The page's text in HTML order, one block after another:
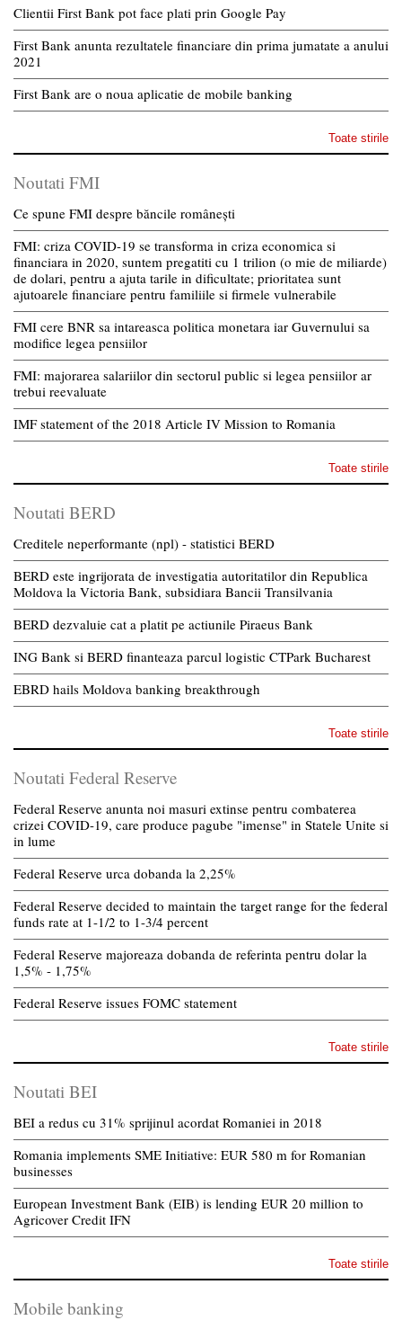
Clientii First Bank pot face plati prin Google Pay
First Bank anunta rezultatele financiare din prima jumatate a anului
2021
First Bank are o noua aplicatie de mobile banking
Toate stirile
Noutati FMI
Ce spune FMI despre băncile românești
FMI: criza COVID-19 se transforma in criza economica si
financiara in 2020, suntem pregatiti cu 1 trilion (o mie de miliarde)
de dolari, pentru a ajuta tarile in dificultate; prioritatea sunt
ajutoarele financiare pentru familiile si firmele vulnerabile
FMI cere BNR sa intareasca politica monetara iar Guvernului sa
modifice legea pensiilor
FMI: majorarea salariilor din sectorul public si legea pensiilor ar
trebui reevaluate
IMF statement of the 2018 Article IV Mission to Romania
Toate stirile
Noutati BERD
Creditele neperformante (npl) - statistici BERD
BERD este ingrijorata de investigatia autoritatilor din Republica
Moldova la Victoria Bank, subsidiara Bancii Transilvania
BERD dezvaluie cat a platit pe actiunile Piraeus Bank
ING Bank si BERD finanteaza parcul logistic CTPark Bucharest
EBRD hails Moldova banking breakthrough
Toate stirile
Noutati Federal Reserve
Federal Reserve anunta noi masuri extinse pentru combaterea
crizei COVID-19, care produce pagube "imense" in Statele Unite si
in lume
Federal Reserve urca dobanda la 2,25%
Federal Reserve decided to maintain the target range for the federal
funds rate at 1-1/2 to 1-3/4 percent
Federal Reserve majoreaza dobanda de referinta pentru dolar la
1,5% - 1,75%
Federal Reserve issues FOMC statement
Toate stirile
Noutati BEI
BEI a redus cu 31% sprijinul acordat Romaniei in 2018
Romania implements SME Initiative: EUR 580 m for Romanian
businesses
European Investment Bank (EIB) is lending EUR 20 million to
Agricover Credit IFN
Toate stirile
Mobile banking